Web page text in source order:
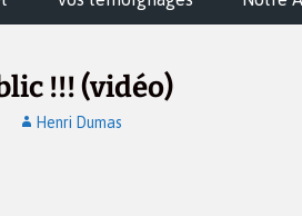
!!! (vidéo)
Henri Dumas